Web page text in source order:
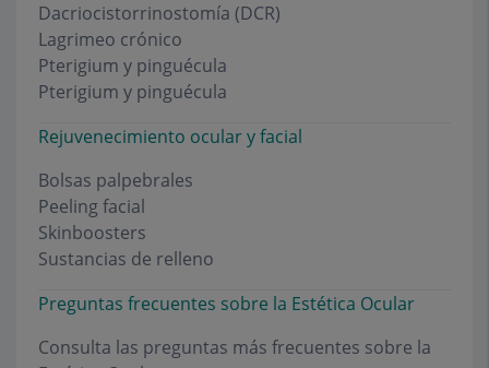
Dacriocistorrinostomía (DCR)
Lagrimeo crónico
Pterigium y pinguécula
Pterigium y pinguécula
Rejuvenecimiento ocular y facial
Bolsas palpebrales
Peeling facial
Skinboosters
Sustancias de relleno
Preguntas frecuentes sobre la Estética Ocular
Consulta las preguntas más frecuentes sobre la